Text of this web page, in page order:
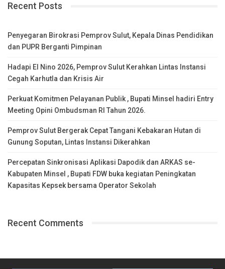
Recent Posts
Penyegaran Birokrasi Pemprov Sulut, Kepala Dinas Pendidikan
dan PUPR Berganti Pimpinan
Hadapi El Nino 2026, Pemprov Sulut Kerahkan Lintas Instansi
Cegah Karhutla dan Krisis Air
Perkuat Komitmen Pelayanan Publik , Bupati Minsel hadiri Entry
Meeting Opini Ombudsman RI Tahun 2026.
Pemprov Sulut Bergerak Cepat Tangani Kebakaran Hutan di
Gunung Soputan, Lintas Instansi Dikerahkan
Percepatan Sinkronisasi Aplikasi Dapodik dan ARKAS se-
Kabupaten Minsel , Bupati FDW buka kegiatan Peningkatan
Kapasitas Kepsek bersama Operator Sekolah
Recent Comments